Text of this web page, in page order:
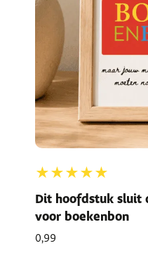
★★★★★
Dit hoofdstuk sluit
voor boekenbon
0,99